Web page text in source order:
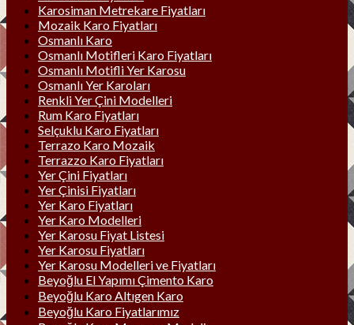
Karosiman Metrekare Fiyatları
Mozaik Karo Fiyatları
Osmanlı Karo
Osmanlı Motifleri Karo Fiyatları
Osmanlı Motifli Yer Karosu
Osmanlı Yer Karoları
Renkli Yer Çini Modelleri
Rum Karo Fiyatları
Selçuklu Karo Fiyatları
Terrazo Karo Mozaik
Terrazzo Karo Fiyatları
Yer Çini Fiyatları
Yer Çinisi Fiyatları
Yer Karo Fiyatları
Yer Karo Modelleri
Yer Karosu Fiyat Listesi
Yer Karosu Fiyatları
Yer Karosu Modelleri ve Fiyatları
Beyoğlu El Yapımı Çimento Karo
Beyoğlu Karo Altıgen Karo
Beyoğlu Karo Fiyatlarımız